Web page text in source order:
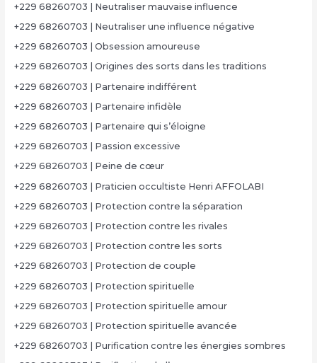
+229 68260703 | Neutraliser mauvaise influence
+229 68260703 | Neutraliser une influence négative
+229 68260703 | Obsession amoureuse
+229 68260703 | Origines des sorts dans les traditions
+229 68260703 | Partenaire indifférent
+229 68260703 | Partenaire infidèle
+229 68260703 | Partenaire qui s’éloigne
+229 68260703 | Passion excessive
+229 68260703 | Peine de cœur
+229 68260703 | Praticien occultiste Henri AFFOLABI
+229 68260703 | Protection contre la séparation
+229 68260703 | Protection contre les rivales
+229 68260703 | Protection contre les sorts
+229 68260703 | Protection de couple
+229 68260703 | Protection spirituelle
+229 68260703 | Protection spirituelle amour
+229 68260703 | Protection spirituelle avancée
+229 68260703 | Purification contre les énergies sombres